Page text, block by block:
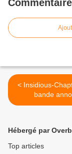
< Insidious-Chapter 2 : La
bande
Hébergé par
Top articles